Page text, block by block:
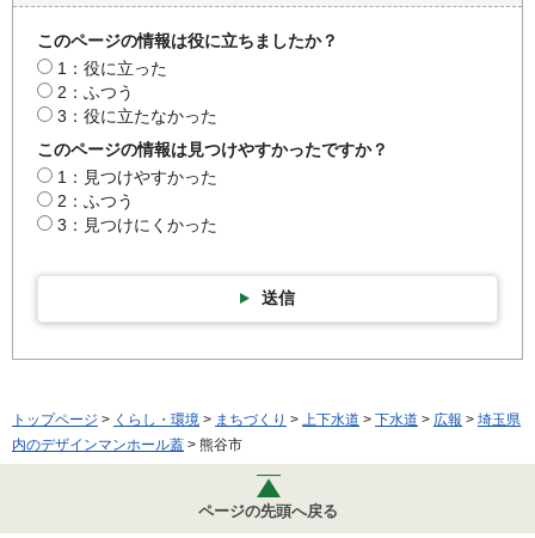
このページの情報は役に立ちましたか？
1：役に立った
2：ふつう
3：役に立たなかった
このページの情報は見つけやすかったですか？
1：見つけやすかった
2：ふつう
3：見つけにくかった
送信
トップページ > くらし・環境 > まちづくり > 上下水道 > 下水道 > 広報 > 埼玉県
内のデザインマンホール蓋 > 熊谷市
ページの先頭へ戻る